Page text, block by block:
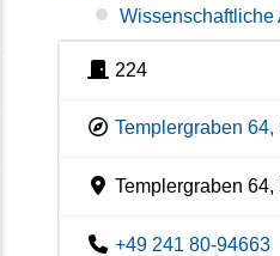
Wissenschaftliche
224
Templergraben
Templergraben
+49 241 80-94663